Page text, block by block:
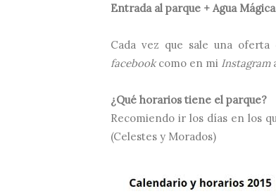
Entrada al parque + Agua
Cada vez que sale una
facebookcomo en mi Instagram
¿Qué horarios tiene el parque?
Recomiendo ir los días en los
(Celestes y Morados)